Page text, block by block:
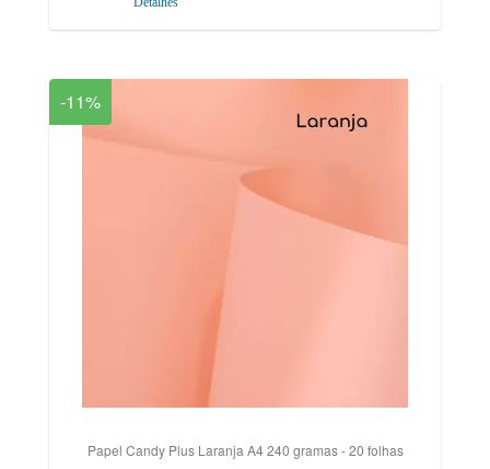
-11%
Papel Candy Plus Laranja A4 240 gramas - 20 folhas